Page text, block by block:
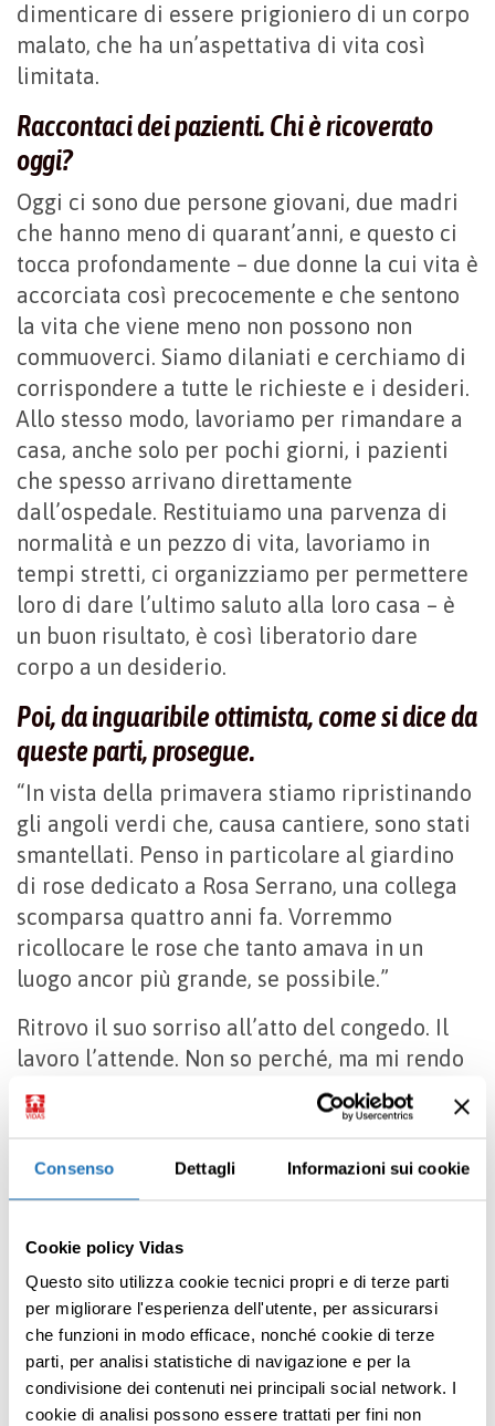
Consenso Dettagli Informazioni sui cookie
Cookie policy Vidas
Questo sito utilizza cookie tecnici propri e di terze parti
per migliorare l'esperienza dell'utente, per assicurarsi
che funzioni in modo efficace, nonché cookie di terze
parti, per analisi statistiche di navigazione e per la
condivisione dei contenuti nei principali social network. I
cookie di analisi possono essere trattati per fini non
dimenticare di essere prigioniero di un corpo
malato, che ha un’aspettativa di vita così
limitata.
Raccontaci dei pazienti. Chi è ricoverato
oggi?
Oggi ci sono due persone giovani, due madri
che hanno meno di quarant’anni, e questo ci
tocca profondamente – due donne la cui vita è
accorciata così precocemente e che sentono
la vita che viene meno non possono non
commuoverci. Siamo dilaniati e cerchiamo di
corrispondere a tutte le richieste e i desideri.
Allo stesso modo, lavoriamo per rimandare a
casa, anche solo per pochi giorni, i pazienti
che spesso arrivano direttamente
dall’ospedale. Restituiamo una parvenza di
normalità e un pezzo di vita, lavoriamo in
tempi stretti, ci organizziamo per permettere
loro di dare l’ultimo saluto alla loro casa – è
un buon risultato, è così liberatorio dare
corpo a un desiderio.
Poi, da inguaribile ottimista, come si dice da
queste parti, prosegue.
“In vista della primavera stiamo ripristinando
gli angoli verdi che, causa cantiere, sono stati
smantellati. Penso in particolare al giardino
di rose dedicato a Rosa Serrano, una collega
scomparsa quattro anni fa. Vorremmo
ricollocare le rose che tanto amava in un
luogo ancor più grande, se possibile.”
Ritrovo il suo sorriso all’atto del congedo. Il
lavoro l’attende. Non so perché, ma mi rendo
conto che non c’è niente da capire. Meglio:
capire che non c’è niente da capire.
Questo articolo è stato tratto dal Notiziario
VIDAS. Leggi l’ultimo cliccando QUI
Condividi
Premi INVIO per cercare o ESC per uscire